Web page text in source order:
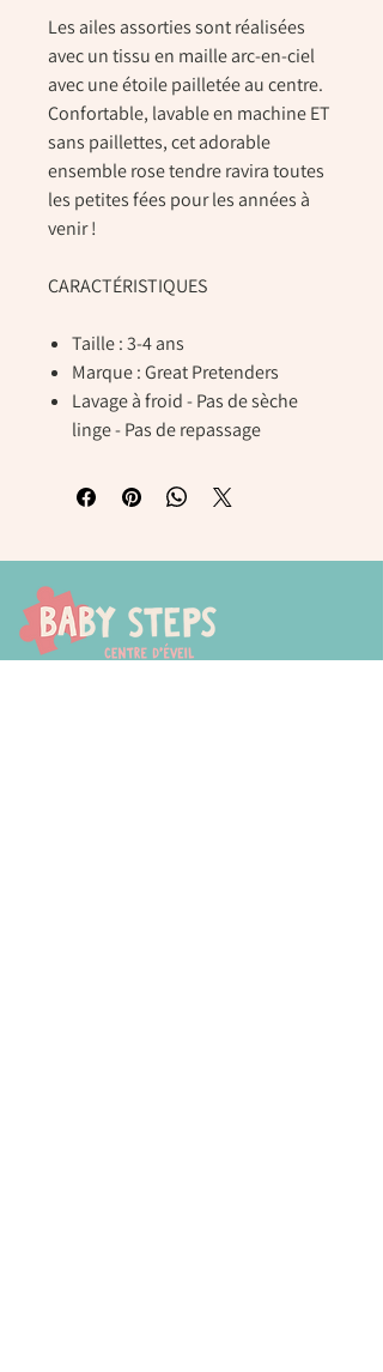
Les ailes assorties sont réalisées
avec un tissu en maille arc-en-ciel
avec une étoile pailletée au centre.
Confortable, lavable en machine ET
sans paillettes, cet adorable
ensemble rose tendre ravira toutes
les petites fées pour les années à
venir !
CARACTÉRISTIQUES
Taille : 3-4 ans
Marque : Great Pretenders
Lavage à froid - Pas de sèche
linge - Pas de repassage